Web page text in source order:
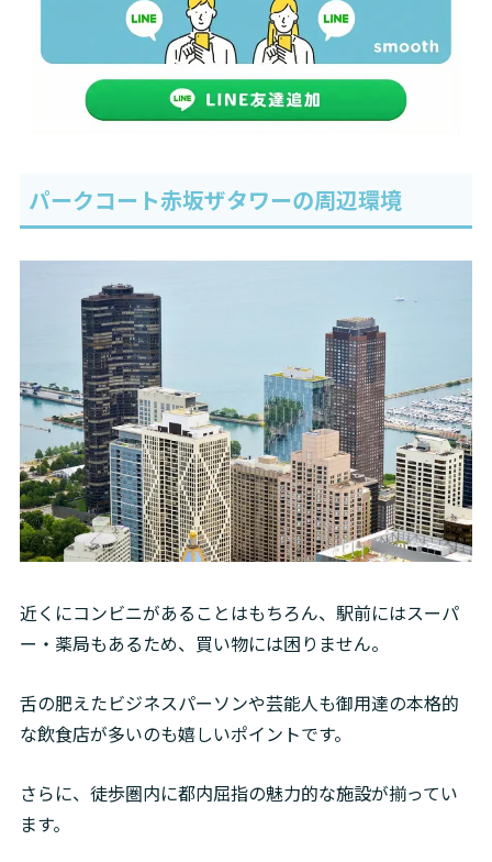
パークコート赤坂ザタワーの周辺環境
近くにコンビニがあることはもちろん、駅前にはスーパ
ー・薬局もあるため、買い物には困りません。
舌の肥えたビジネスパーソンや芸能人も御用達の本格的
な飲食店が多いのも嬉しいポイントです。
さらに、徒歩圏内に都内屈指の魅力的な施設が揃ってい
ます。